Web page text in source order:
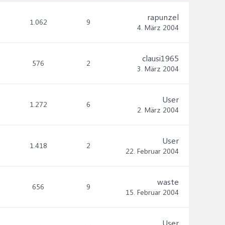
1.062 9 rapunzel
4. März 2004
576 2 clausi1965
3. März 2004
1.272 6 User
2. März 2004
1.418 2 User
22. Februar 2004
656 9 waste
15. Februar 2004
User